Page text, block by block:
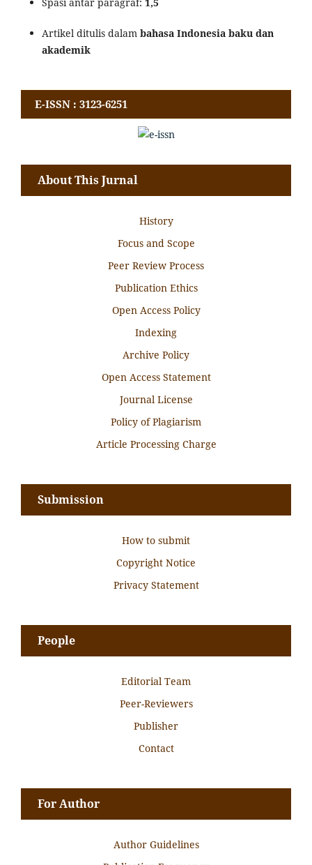
Artikel ditulis dalam bahasa Indonesia baku dan
akademik
E-ISSN : 3123-6251
About This Jurnal
History
Focus and Scope
Peer Review Process
Publication Ethics
Open Access Policy
Indexing
Archive Policy
Open Access Statement
Journal License
Policy of Plagiarism
Article Processing Charge
Submission
How to submit
Copyright Notice
Privacy Statement
People
Editorial Team
Peer-Reviewers
Publisher
Contact
For Author
Author Guidelines